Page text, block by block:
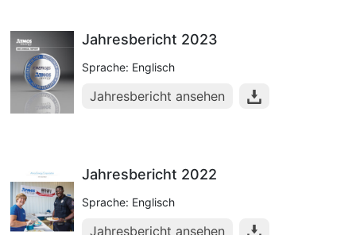
Jahresbericht 2023
Sprache: Englisch
Jahresbericht ansehen
Jahresbericht 2022
Sprache: Englisch
Jahresbericht ansehen